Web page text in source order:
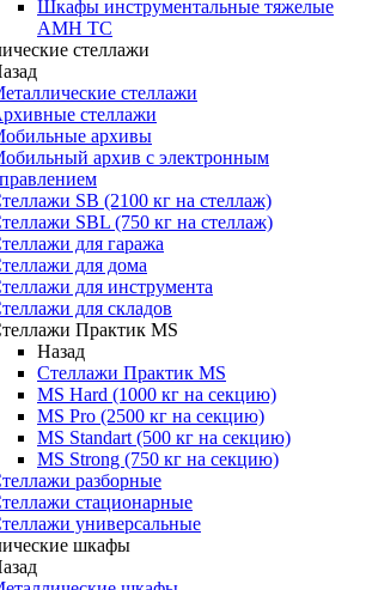
Шкафы инструментальные тяжелые
AMH TC
стеллажи
стеллажи
стеллажи
архивы
архив с электронным
SB (2100 кг на стеллаж)
SBL (750 кг на стеллаж)
для гаража
для дома
для инструмента
для складов
Практик MS
Назад
Стеллажи Практик MS
MS Hard (1000 кг на секцию)
MS Pro (2500 кг на секцию)
MS Standart (500 кг на секцию)
MS Strong (750 кг на секцию)
разборные
стационарные
универсальные
шкафы